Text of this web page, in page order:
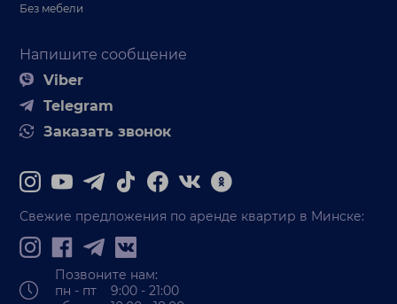
Напишите сообщение
Viber
Telegram
Заказать звонок
Без мебели
Свежие предложения по аренде квартир в Минске:
Позвоните нам:
пн - пт 9:00 - 21:00